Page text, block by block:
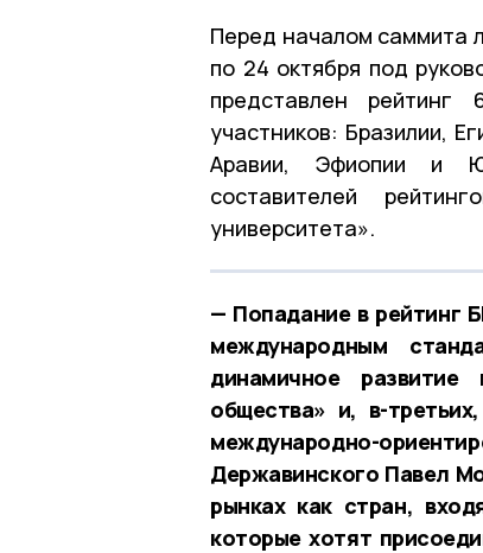
Перед началом саммита
по 24 октября под
представлен рейтинг
участников: Бразилии,
Аравии, Эфиопии и
составителей
университета».
— Попадание в рейтинг
международным
динамичное развитие
общества» и, в-
международно-
Державинского Павел
рынках как стран,
которые хотят